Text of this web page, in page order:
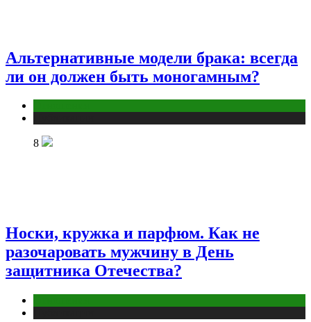
Альтернативные модели брака: всегда
ли он должен быть моногамным?
8
Носки, кружка и парфюм. Как не
разочаровать мужчину в День
защитника Отечества?